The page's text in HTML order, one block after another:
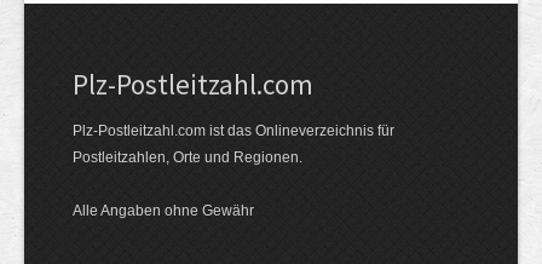
Plz-Postleitzahl.com
Plz-Postleitzahl.com ist das Onlineverzeichnis für
Postleitzahlen, Orte und Regionen.
Alle Angaben ohne Gewähr